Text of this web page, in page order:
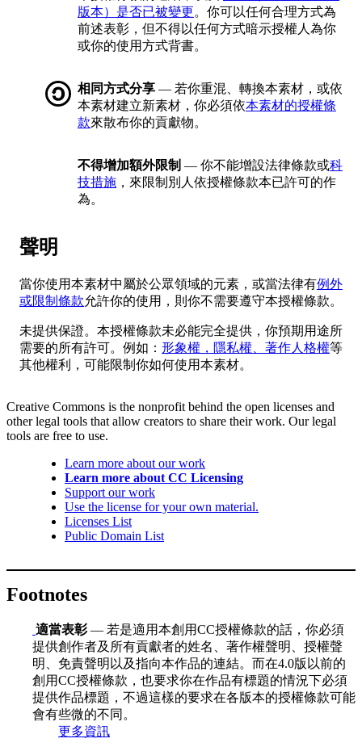
版本）是否已被變更。你可以任何合理方式為
前述表彰，但不得以任何方式暗示授權人為你
或你的使用方式背書。
相同方式分享 — 若你重混、轉換本素材，或依
本素材建立新素材，你必須依本素材的授權條
款來散布你的貢獻物。
不得增加額外限制 — 你不能增設法律條款或科
技措施 ，來限制別人依授權條款本已許可的作
為。
聲明
當你使用本素材中屬於公眾領域的元素，或當法律有例外
或限制條款允許你的使用，則你不需要遵守本授權條款。
未提供保證。本授權條款未必能完全提供，你預期用途所
需要的所有許可。例如： 形象權，隱私權、著作人格權等
其他權利，可能限制你如何使用本素材。
Creative Commons is the nonprofit behind the open licenses and
other legal tools that allow creators to share their work. Our legal
tools are free to use.
Learn more about our work
Learn more about CC Licensing
Support our work
Use the license for your own material.
Licenses List
Public Domain List
Footnotes
適當表彰— 若是適用本創用CC授權條款的話，你必須
提供創作者及所有貢獻者的姓名、著作權聲明、授權聲
明、免責聲明以及指向本作品的連結。而在4.0版以前的
創用CC授權條款，也要求你在作品有標題的情況下必須
提供作品標題，不過這樣的要求在各版本的授權條款可能
會有些微的不同。
更多資訊